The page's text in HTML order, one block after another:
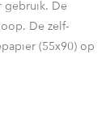
gebruik. De
De zelf-
(55x90) op